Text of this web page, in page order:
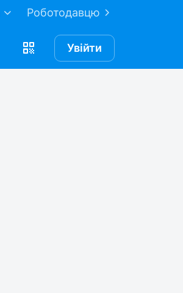
Роботодавцю
Увійти